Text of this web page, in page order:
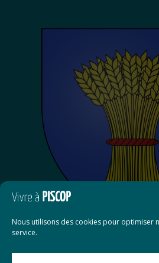
Nous utilisons des cookies pour optimiser
service.